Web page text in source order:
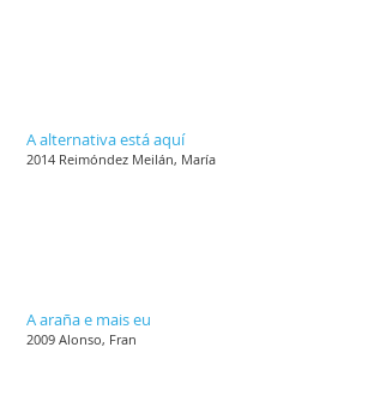
A alternativa está aquí
2014 Reimóndez Meilán, María
A araña e mais eu
2009 Alonso, Fran